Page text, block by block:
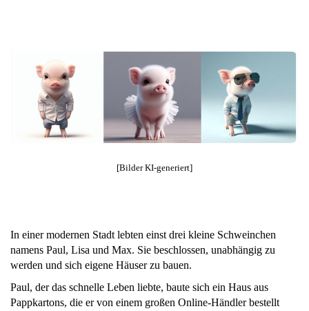
[Bilder KI-generiert]
In einer modernen Stadt lebten einst drei kleine Schweinchen
namens Paul, Lisa und Max. Sie beschlossen, unabhängig zu
werden und sich eigene Häuser zu bauen.
Paul, der das schnelle Leben liebte, baute sich ein Haus aus
Pappkartons, die er von einem großen Online-Händler bestellt